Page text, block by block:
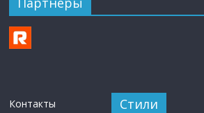
Контакты
Стили